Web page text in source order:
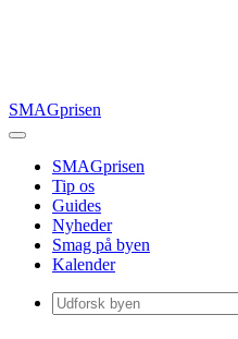
SMAGprisen
SMAGprisen
Tip os
Guides
Nyheder
Smag på byen
Kalender